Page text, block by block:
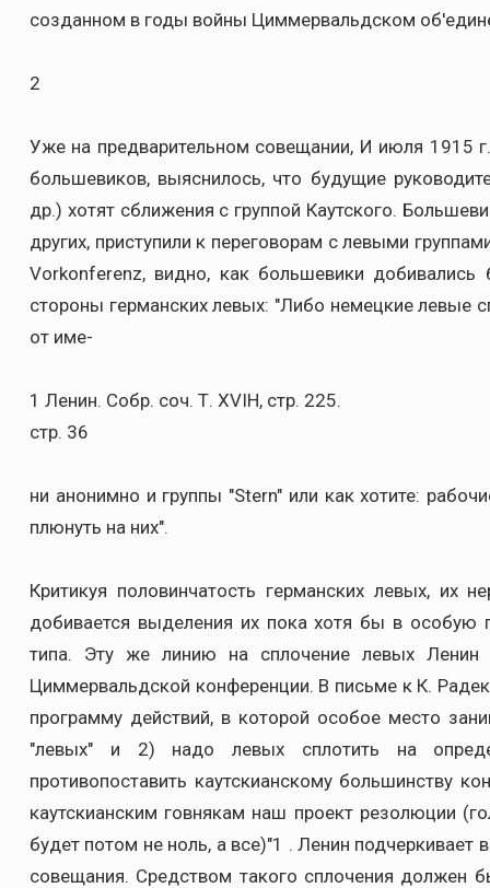
созданном в годы войны Циммервальдском
2
Уже на предварительном совещании, И июля 1915 г.
большевиков, выяснилось, что будущие
др.) хотят сближения с группой Каутского.
других, приступили к переговорам с левыми
Vorkonferenz, видно, как большевики
стороны германских левых: "Либо немецкие левые
от име-
1 Ленин. Собр. соч. Т. XVIH, стр. 225.
стр. 36
ни анонимно и группы "Stern" или как хотите:
плюнуть на них".
Критикуя половинчатость германских левых, их
добивается выделения их пока хотя бы в особую
типа. Эту же линию на сплочение левых Ленин
Циммервальдской конференции. В письме к К.
программу действий, в которой особое место
"левых" и 2) надо левых сплотить на
противопоставить каутскианскому большинству
каутскианским говнякам наш проект резолюции
будет потом не ноль, а все)"1 . Ленин
совещания. Средством такого сплочения должен